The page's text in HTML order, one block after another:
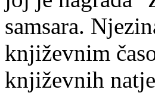
samsara.
književnim
književnih